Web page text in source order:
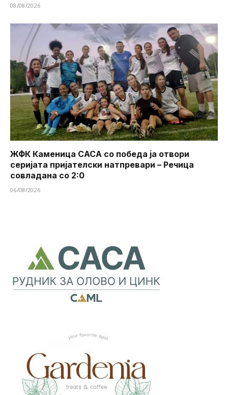
08/08/2026
ЖФК Каменица САСА со победа ја отвори
серијата пријателски натпревари – Речица
совладана со 2:0
06/08/2026